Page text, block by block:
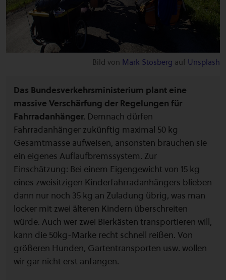
Bild von Mark Stosberg auf Unsplash
Das Bundesverkehrsministerium plant eine
massive Verschärfung der Regelungen für
Fahrradanhänger. Demnach dürfen
Fahrradanhänger zukünftig maximal 50 kg
Gesamtmasse aufweisen, ansonsten brauchen sie
ein eigenes Auflaufbremssystem. Zur
Einschätzung: Bei einem Eigengewicht von 15 kg
eines zweisitzigen Kinderfahrradanhängers blieben
dann nur noch 35 kg an Zuladung übrig, was man
locker mit zwei älteren Kindern überschreiten
würde. Auch wer zwei Bierkästen transportieren will,
kann die 50kg-Marke recht schnell reißen. Von
größeren Hunden, Gartentransporten usw. wollen
wir gar nicht erst anfangen.